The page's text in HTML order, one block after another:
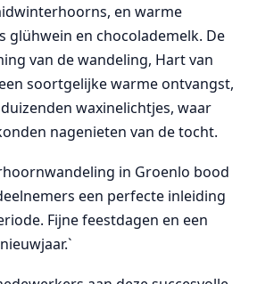
en warme
glühwein en chocolademelk. De
van de wandeling, Hart van
soortgelijke warme ontvangst,
waxinelichtjes, waar
nagenieten van de tocht.
in Groenlo bood
een perfecte inleiding
Fijne feestdagen en een